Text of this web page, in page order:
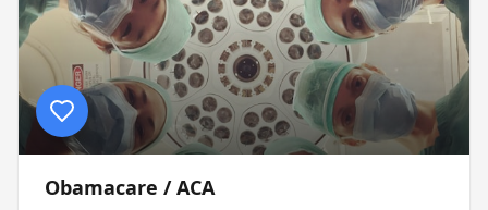
Obamacare / ACA